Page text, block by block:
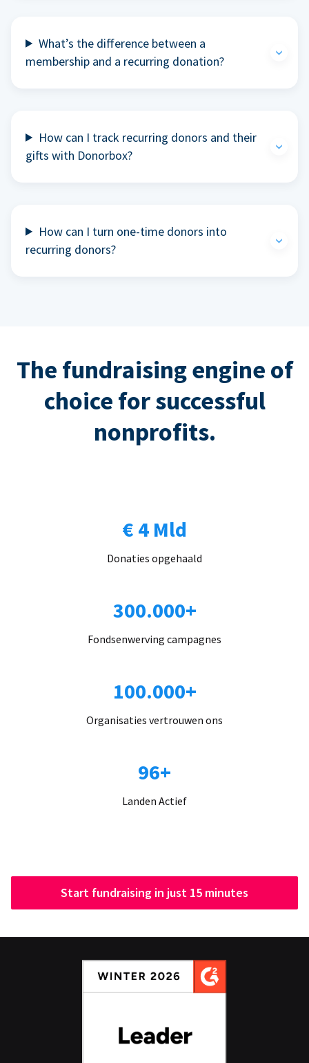
What’s the difference between a
membership and a recurring donation?
How can I track recurring donors and their
gifts with Donorbox?
How can I turn one-time donors into
recurring donors?
The fundraising engine of
choice for successful
nonprofits.
€ 4 Mld
Donaties opgehaald
300.000+
Fondsenwerving campagnes
100.000+
Organisaties vertrouwen ons
96+
Landen Actief
Start fundraising in just 15 minutes